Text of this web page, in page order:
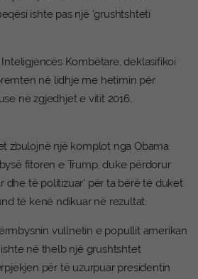
ishte pas një ‘grushtshteti
Kombëtare, deklasifikoi
në lidhje me hetimin për
në zgjedhjet e vitit 2016,
zbulojnë një komplot nga Obama
fitoren e Trump, duke përdorur
dhe të politizuar’ për ta bërë të duket
të kenë ndikuar në rezultat.
vullnetin e popullit amerikan
në thelb një grushtshtet
për të uzurpuar presidentin